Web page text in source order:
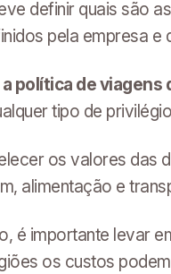
definir quais são
pela empresa e
a política de
tipo de
os valores das
alimentação e
é importante levar
os custos